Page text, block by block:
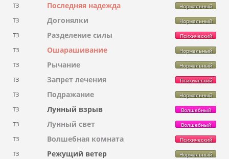
ТЗ Последняя надежда Нормальный
ТЗ Догонялки Нормальный
ТЗ Разделение силы Психический
ТЗ Ошарашивание Нормальный
ТЗ Рычание Нормальный
ТЗ Запрет лечения Психический
ТЗ Подражание Нормальный
ТЗ Лунный взрыв Волшебный
ТЗ Лунный свет Волшебный
ТЗ Волшебная комната Психический
ТЗ Режущий ветер Нормальный